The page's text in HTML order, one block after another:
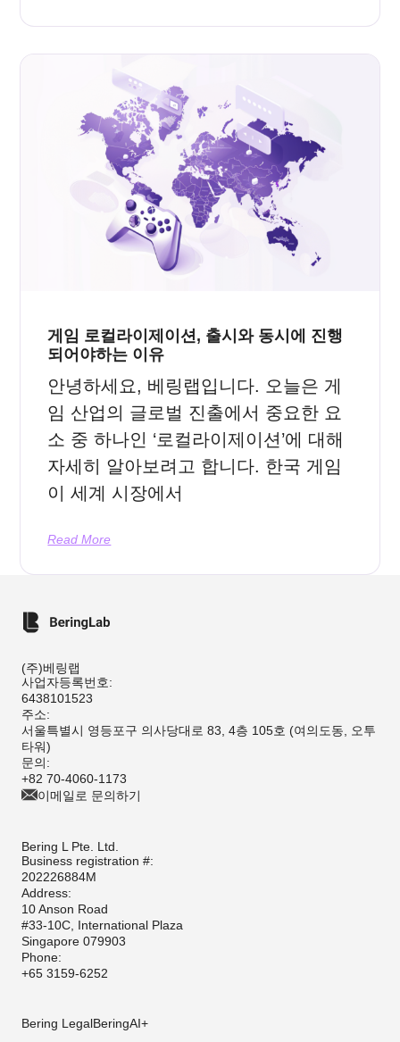
게임 로컬라이제이션, 출시와 동시에 진행
되어야하는 이유
안녕하세요, 베링랩입니다. 오늘은 게
임 산업의 글로벌 진출에서 중요한 요
소 중 하나인 ‘로컬라이제이션’에 대해
자세히 알아보려고 합니다. 한국 게임
이 세계 시장에서
Read More
(주)베링랩
사업자등록번호:
6438101523
주소:
서울특별시 영등포구 의사당대로 83, 4층 105호 (여의도동, 오투
타워)
문의:
+82 70-4060-1173
이메일로 문의하기
Bering L Pte. Ltd.
Business registration #:
202226884M
Address:
10 Anson Road
#33-10C, International Plaza
Singapore 079903
Phone:
+65 3159-6252
Bering LegalBeringAI+